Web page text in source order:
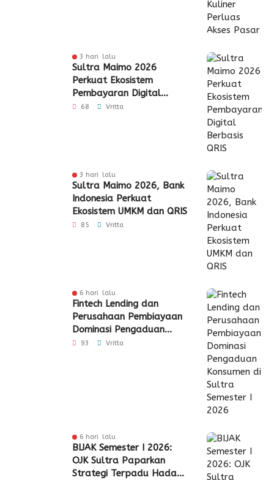
3 hari lalu
Sultra Maimo 2026
Perkuat Ekosistem
Pembayaran Digital
Berbasis QRIS
68 Vritta
3 hari lalu
Sultra Maimo 2026, Bank
Indonesia Perkuat
Ekosistem UMKM dan QRIS
85 Vritta
6 hari lalu
Fintech Lending dan
Perusahaan Pembiayaan
Dominasi Pengaduan
Konsumen di Sultra
93 Vritta
6 hari lalu
BIJAK Semester I 2026:
OJK Sultra Paparkan
Strategi Terpadu Hadapi